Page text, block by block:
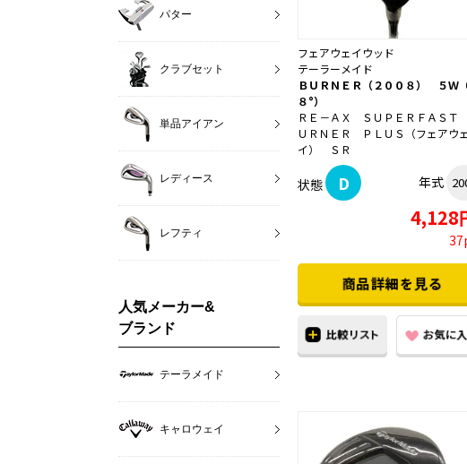
フェアウェイウッド
テーラーメイド
ＢＵＲＮＥＲ（２００８） ５Ｗ
８°）
ＲＥ－ＡＸ ＳＵＰＥＲＦＡＳＴ
ＵＲＮＥＲ ＰＬＵＳ（フェアウェ
イ） ＳＲ
状態 D 年式
4,128
パター
クラブセット
単品アイアン
レディース
レフティ
人気メーカー&
ブランド
テーラメイド
キャロウェイ